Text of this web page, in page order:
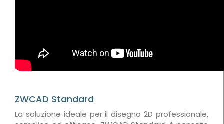
ZWCAD Standard
La soluzione ideale per il disegno 2D professionale,